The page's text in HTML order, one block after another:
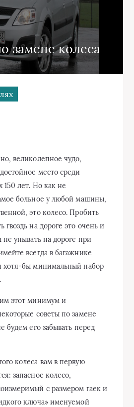
замене колеса
великолепное чудо,
место среди
150 лет. Но как не
больное у любой машины,
это колесо. Пробить
гвоздь на дороге это очень и
не унывать на дороге при
всегда в багажнике
хотя-бы минимальный набор
этот минимум и
советы по замене
будем его забывать перед
колеса вам в первую
запасное колесо,
с размером гаек и
ключа» именуемой